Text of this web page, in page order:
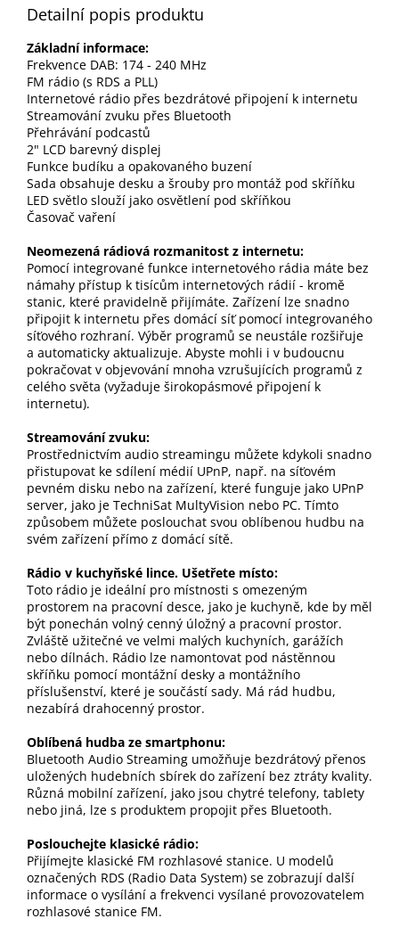
Detailní popis produktu
Základní informace:
Frekvence DAB: 174 - 240 MHz
FM rádio (s RDS a PLL)
Internetové rádio přes bezdrátové připojení k internetu
Streamování zvuku přes Bluetooth
Přehrávání podcastů
2" LCD barevný displej
Funkce budíku a opakovaného buzení
Sada obsahuje desku a šrouby pro montáž pod skříňku
LED světlo slouží jako osvětlení pod skříňkou
Časovač vaření
Neomezená rádiová rozmanitost z internetu:
Pomocí integrované funkce internetového rádia máte bez
námahy přístup k tisícům internetových rádií - kromě
stanic, které pravidelně přijímáte. Zařízení lze snadno
připojit k internetu přes domácí síť pomocí integrovaného
síťového rozhraní. Výběr programů se neustále rozšiřuje
a automaticky aktualizuje. Abyste mohli i v budoucnu
pokračovat v objevování mnoha vzrušujících programů z
celého světa (vyžaduje širokopásmové připojení k
internetu).
Streamování zvuku:
Prostřednictvím audio streamingu můžete kdykoli snadno
přistupovat ke sdílení médií UPnP, např. na síťovém
pevném disku nebo na zařízení, které funguje jako UPnP
server, jako je TechniSat MultyVision nebo PC. Tímto
způsobem můžete poslouchat svou oblíbenou hudbu na
svém zařízení přímo z domácí sítě.
Rádio v kuchyňské lince. Ušetřete místo:
Toto rádio je ideální pro místnosti s omezeným
prostorem na pracovní desce, jako je kuchyně, kde by měl
být ponechán volný cenný úložný a pracovní prostor.
Zvláště užitečné ve velmi malých kuchyních, garážích
nebo dílnách. Rádio lze namontovat pod nástěnnou
skříňku pomocí montážní desky a montážního
příslušenství, které je součástí sady. Má rád hudbu,
nezabírá drahocenný prostor.
Oblíbená hudba ze smartphonu:
Bluetooth Audio Streaming umožňuje bezdrátový přenos
uložených hudebních sbírek do zařízení bez ztráty kvality.
Různá mobilní zařízení, jako jsou chytré telefony, tablety
nebo jiná, lze s produktem propojit přes Bluetooth.
Poslouchejte klasické rádio:
Přijímejte klasické FM rozhlasové stanice. U modelů
označených RDS (Radio Data System) se zobrazují další
informace o vysílání a frekvenci vysílané provozovatelem
rozhlasové stanice FM.